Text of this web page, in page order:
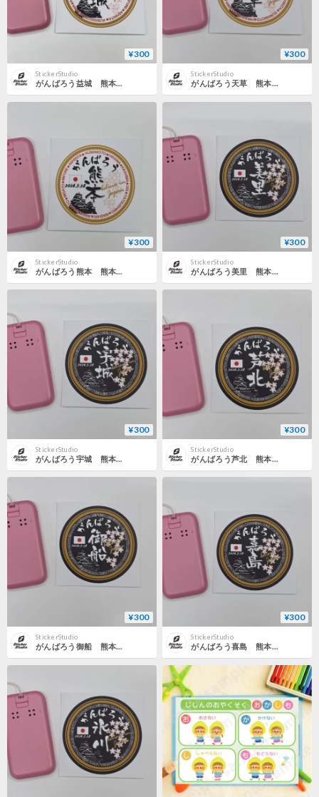
¥300
StickerStudio
がんばろう益城 熊本地震応援ステッカー 熊本・天草・八代・益城・氷川・喜島・御船・芦北・宇城・美里・宇土
¥300
StickerStudio
がんばろう天草 熊本地震応援ステッカー 熊本・天草・八代・益城・氷川・喜島・御船・芦北・宇城・美里・宇土
¥300
StickerStudio
¥300
StickerStudio
¥300
StickerStudio
がんばろう宇城 熊本地震応援ステッカー黒 熊本・天草・八代・益城・氷川・喜島・御船・芦北・宇城・美里・宇土
¥300
StickerStudio
がんばろう芦北 熊本地震応援ステッカー黒 熊本・天草・八代・益城・氷川・喜島・御船・芦北・宇城・美里・宇土
¥300
StickerStudio
がんばろう御船 熊本地震応援ステッカー黒 熊本・天草・八代・益城・氷川・喜島・御船・芦北・宇城・美里・宇土
¥300
StickerStudio
がんばろう喜島 熊本地震応援ステッカー黒 熊本・天草・八代・益城・氷川・喜島・御船・芦北・宇城・美里・宇土